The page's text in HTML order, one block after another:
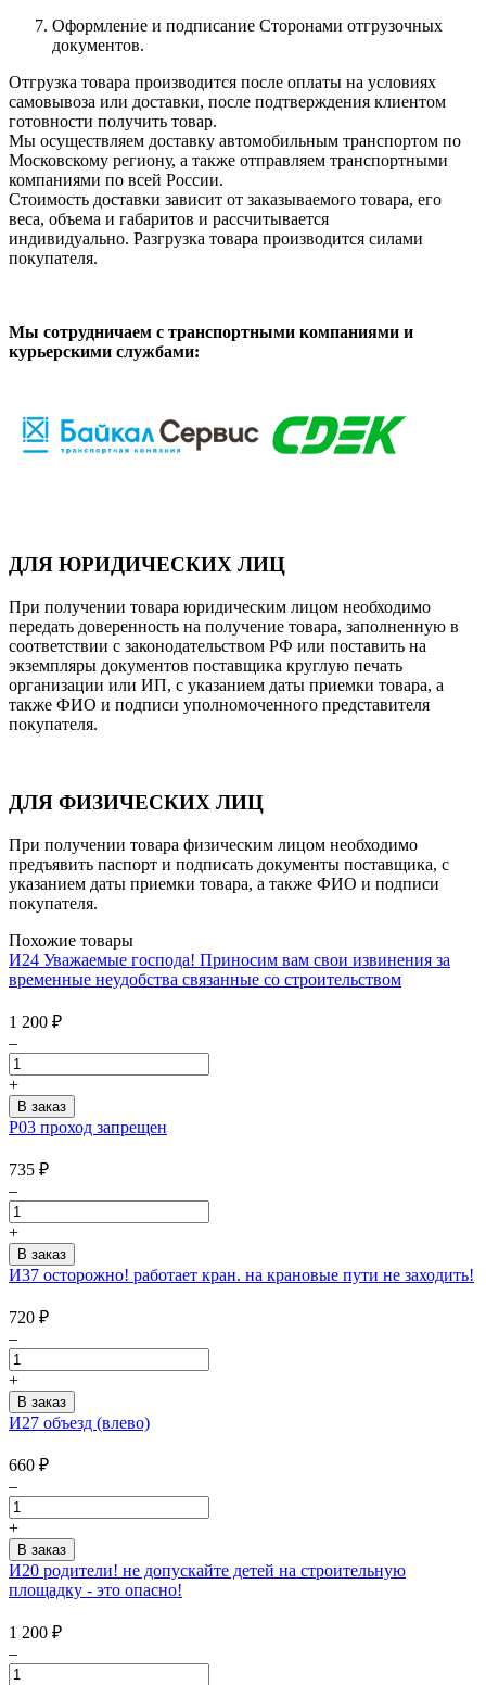
Оформление и подписание Сторонами отгрузочных
документов.
Отгрузка товара производится после оплаты на условиях
самовывоза или доставки, после подтверждения клиентом
готовности получить товар.
Мы осуществляем доставку автомобильным транспортом по
Московскому региону, а также отправляем транспортными
компаниями по всей России.
Стоимость доставки зависит от заказываемого товара, его
веса, объема и габаритов и рассчитывается
индивидуально. Разгрузка товара производится силами
покупателя.
Мы сотрудничаем с транспортными компаниями и
курьерскими службами:
ДЛЯ ЮРИДИЧЕСКИХ ЛИЦ
При получении товара юридическим лицом необходимо
передать доверенность на получение товара, заполненную в
соответствии с законодательством РФ или поставить на
экземпляры документов поставщика круглую печать
организации или ИП, с указанием даты приемки товара, а
также ФИО и подписи уполномоченного представителя
покупателя.
ДЛЯ ФИЗИЧЕСКИХ ЛИЦ
При получении товара физическим лицом необходимо
предъявить паспорт и подписать документы поставщика, с
указанием даты приемки товара, а также ФИО и подписи
покупателя.
Похожие товары
И24 Уважаемые господа! Приносим вам свои извинения за
временные неудобства связанные со строительством
1 200 ₽
–
+
P03 проход запрещен
735 ₽
–
+
И37 осторожно! работает кран. на крановые пути не заходить!
720 ₽
–
+
И27 объезд (влево)
660 ₽
–
+
И20 родители! не допускайте детей на строительную
площадку - это опасно!
1 200 ₽
–